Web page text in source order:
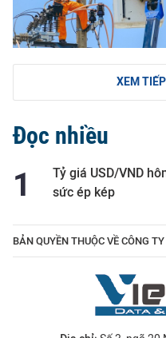
XEM
Đọc nhiều
Tỷ giá USD/VND
sức ép kép
BẢN QUYỀN THUỘC VỀ CÔNG